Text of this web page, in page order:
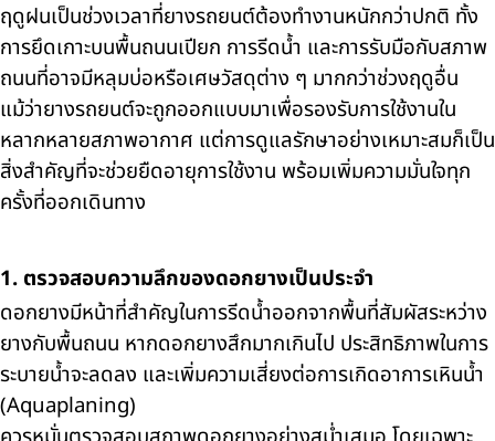
ฤดูฝนเป็นช่วงเวลาที่ยางรถยนต์ต้องทำงานหนักกว่าปกติ ทั้ง
การยึดเกาะบนพื้นถนนเปียก การรีดน้ำ และการรับมือกับสภาพ
ถนนที่อาจมีหลุมบ่อหรือเศษวัสดุต่าง ๆ มากกว่าช่วงฤดูอื่น
แม้ว่ายางรถยนต์จะถูกออกแบบมาเพื่อรองรับการใช้งานใน
หลากหลายสภาพอากาศ แต่การดูแลรักษาอย่างเหมาะสมก็เป็น
สิ่งสำคัญที่จะช่วยยืดอายุการใช้งาน พร้อมเพิ่มความมั่นใจทุก
ครั้งที่ออกเดินทาง
1. ตรวจสอบความลึกของดอกยางเป็นประจำ
ดอกยางมีหน้าที่สำคัญในการรีดน้ำออกจากพื้นที่สัมผัสระหว่าง
ยางกับพื้นถนน หากดอกยางสึกมากเกินไป ประสิทธิภาพในการ
ระบายน้ำจะลดลง และเพิ่มความเสี่ยงต่อการเกิดอาการเหินน้ำ
(Aquaplaning)